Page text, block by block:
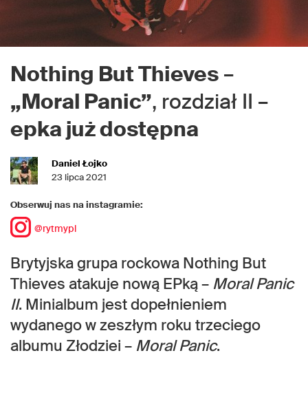
Nothing But Thieves –
„Moral Panic”, rozdział II –
epka już dostępna
Daniel Łojko
23 lipca 2021
Obserwuj nas na instagramie:
@rytmypl
Brytyjska grupa rockowa Nothing But
Thieves atakuje nową EPką – Moral Panic
II. Minialbum jest dopełnieniem
wydanego w zeszłym roku trzeciego
albumu Złodziei – Moral Panic.